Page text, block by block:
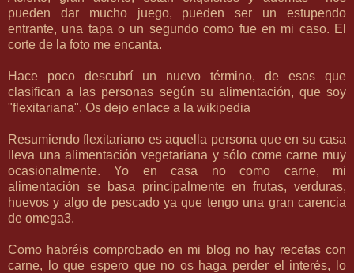
pueden dar mucho juego, pueden ser un estupendo
entrante, una tapa o un segundo como fue en mi caso. El
corte de la foto me encanta.
Hace poco descubrí un nuevo término, de esos que
clasifican a las personas según su alimentación, que soy
"flexitariana". Os dejo enlace a la wikipedia
Resumiendo flexitariano es aquella persona que en su casa
lleva una alimentación vegetariana y sólo come carne muy
ocasionalmente. Yo en casa no como carne, mi
alimentación se basa principalmente en frutas, verduras,
huevos y algo de pescado ya que tengo una gran carencia
de omega3.
Como habréis comprobado en mi blog no hay recetas con
carne, lo que espero que no os haga perder el interés, lo